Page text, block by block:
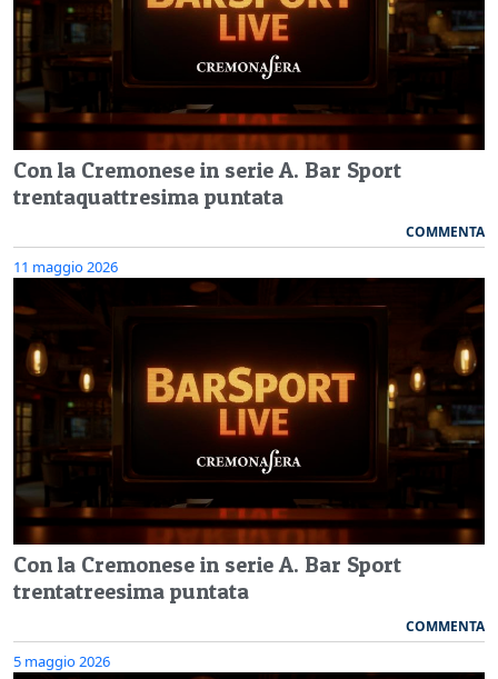
Con la Cremonese in serie A. Bar Sport
trentaquattresima puntata
COMMENTA
11 maggio 2026
Con la Cremonese in serie A. Bar Sport
trentatreesima puntata
COMMENTA
5 maggio 2026